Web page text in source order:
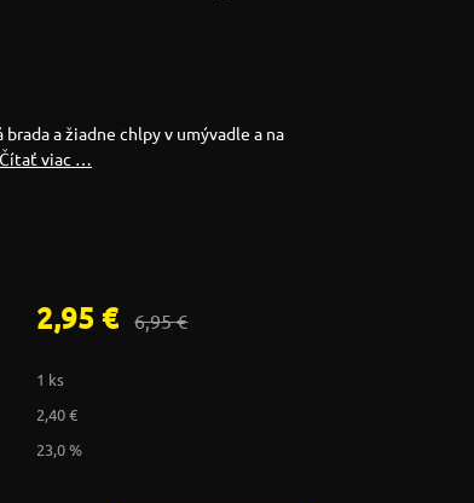
a žiadne chlpy v umývadle a na
Čítať viac …
2,95 € 6,95 €
1 ks
2,40 €
23,0 %